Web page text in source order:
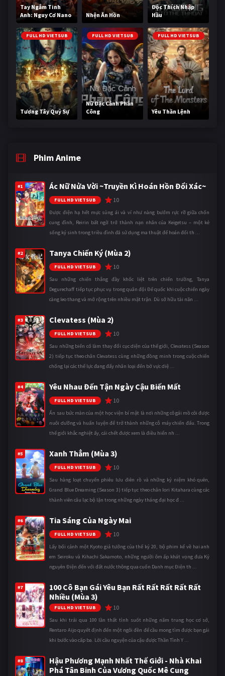
Tay Ngắm Tinh
Anh: Nguy Cơ Nano
Nhện Ăn Hồn
Độc Thích Nhập
Hầu
FULL HD VIETSUB
Tương Tây Quỷ Sự
FULL HD VIETSUB
Nữ Đặc Cảnh Phản
Công
FULL HD VIETSUB
Yêu Thần Lệnh
Phim Anime
#1 Ác Nữ Nửa Vời ~Truyền Kì Hoán Hồn Đổi Xác~
FULL HD VIETSUB 10
Được điện hạ hết mực sủng ái và ví như nàng bướm rực rỡ giữa chốn
cung đình, Reirin bất ngờ trở thành nạn nhân của Keigetsu – một kẻ
sống ký sinh trong triều đình đã sử dụng ma thuật để hoán đổi th ...
#2 Tanya Chiến Ký (Mùa 2)
FULL HD VIETSUB 10
Sau những chiến thắng đầy khốc liệt trên chiến trường, Tanya
Degurechaff tiếp tục phục vụ trong quân đội Đế quốc khi cuộc chiến ngày
càng leo thang và mở rộng trên nhiều mặt trận. Dù sở hữu tài năn ...
#3 Clevatess (Mùa 2)
FULL HD VIETSUB 10
Sau những biến cố làm thay đổi cục diện của thế giới, Clevatess (Season
2) tiếp tục theo chân Clevatess cùng những đồng minh trong cuộc chiến
chống lại các thế lực đang đẩy nhân loại đến bờ vực diệ ...
#4 Yêu Nhau Đến Tận Ngày Cậu Biến Mất
FULL HD VIETSUB 10
Ẩn sau bức màn của một học viện bí mật là nơi những cô gái mồ côi được
nuôi dưỡng và huấn luyện để trở thành những cỗ máy chiến đấu. Trong
thế giới khắc nghiệt ấy, cái chết được xem là điều hiển nh ...
#5 Xanh Thẳm (Mùa 3)
FULL HD VIETSUB 10
Sau hàng loạt chuyến phiêu lưu điên rồ và những kỷ niệm khó quên,
Grand Blue Dreaming (Season 3) tiếp tục theo chân Iori Kitahara cùng các
thành viên câu lạc bộ lặn trong những ngày tháng đại học đ ...
#6 Tia Sáng Của Ngày Mai
FULL HD VIETSUB 10
Lấy bối cảnh một Kyoto giả tưởng của thế kỷ 20, bộ phim kể về hai anh
em Seiroku và Kihachi Sakamoto, những người ôm ấp khát vọng đưa Kỷ
nguyên Điện đến với đất nước thông qua cuốn Danh mục Điện th ...
#7
100 Cô Bạn Gái Yêu Bạn Rất Rất Rất Rất Rất
Nhiều (Mùa 3)
FULL HD VIETSUB 10
Sau khi trải qua 100 lần thất tình suốt những năm trung học cơ sở,
Rentaro Aijo quyết định đến một ngôi đền để cầu mong tìm được bạn gái
khi bước vào cấp ba. Lời cầu nguyện của cậu được Thần Tình Y ...
#8
Hậu Phương Mạnh Nhất Thế Giới - Nhà Khai
Phá Tân Binh Của Vương Quốc Mê Cung